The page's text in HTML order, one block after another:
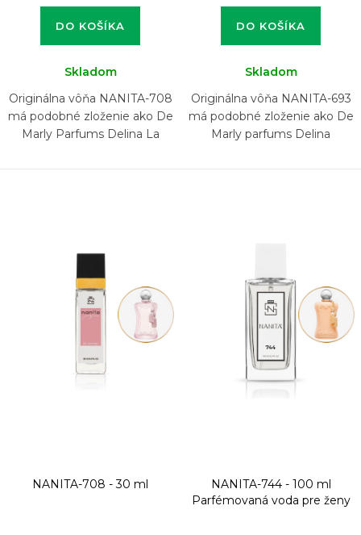
DO KOŠÍKA
Skladom
Originálna vôňa NANITA-708
má podobné zloženie ako De
Marly Parfums Delina La
DO KOŠÍKA
Skladom
Originálna vôňa NANITA-693
má podobné zloženie ako De
Marly parfums Delina
NANITA-708 - 30 ml
NANITA-744 - 100 ml
Parfémovaná voda pre ženy